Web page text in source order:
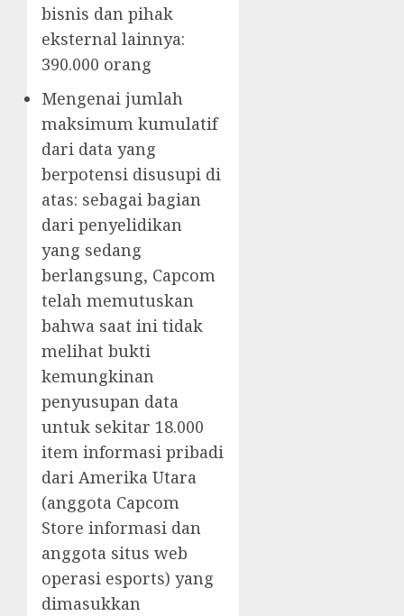
bisnis dan pihak
eksternal lainnya:
390.000 orang
Mengenai jumlah
maksimum kumulatif
dari data yang
berpotensi disusupi di
atas: sebagai bagian
dari penyelidikan
yang sedang
berlangsung, Capcom
telah memutuskan
bahwa saat ini tidak
melihat bukti
kemungkinan
penyusupan data
untuk sekitar 18.000
item informasi pribadi
dari Amerika Utara
(anggota Capcom
Store informasi dan
anggota situs web
operasi esports) yang
dimasukkan